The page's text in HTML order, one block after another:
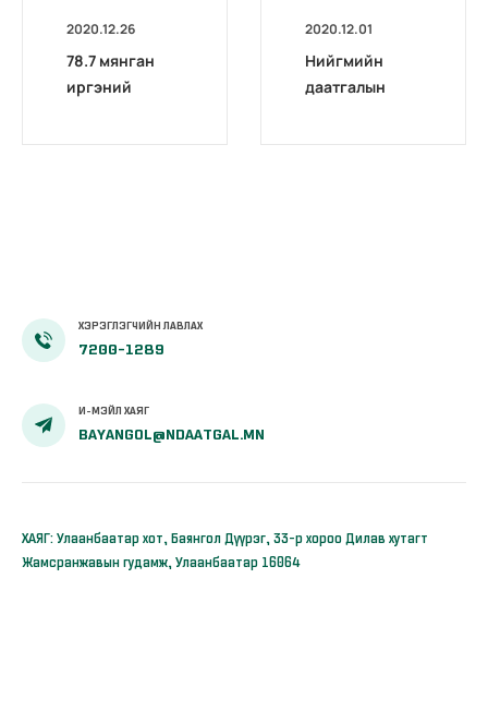
2020.12.26
78.7 мянган
иргэний
2020.12.01
Нийгмийн
даатгалын
ХЭРЭГЛЭГЧИЙН ЛАВЛАХ
7200-1289
И-МЭЙЛ ХАЯГ
BAYANGOL@NDAATGAL.MN
ХАЯГ: Улаанбаатар хот, Баянгол Дүүрэг, 33-р хороо Дилав хутагт
Жамсранжавын гудамж, Улаанбаатар 16064